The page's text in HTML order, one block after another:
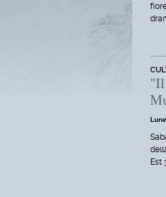
"Il
Est